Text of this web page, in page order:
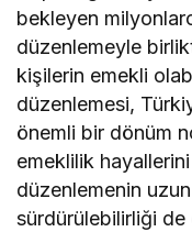
bekleyen
düzenlemeyle
kişilerin emekli
düzenlemesi,
önemli bir dönüm
emeklilik
düzenlemenin
sürdürülebilirliği de